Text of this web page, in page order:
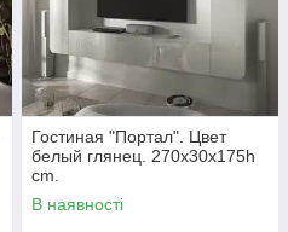
Гостиная "Портал". Цвет
белый глянец. 270х30х175h
cm.
В наявності